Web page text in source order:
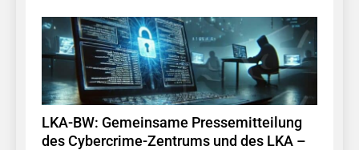
LKA-BW: Gemeinsame Pressemitteilung
des Cybercrime-Zentrums und des LKA –